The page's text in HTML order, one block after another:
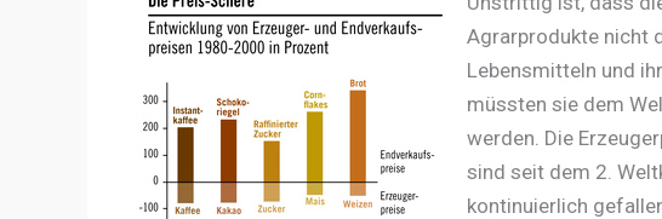
Agrarprodukte nicht
Lebensmitteln und
müssten sie dem
werden. Die
sind seit dem 2.
kontinuierlich